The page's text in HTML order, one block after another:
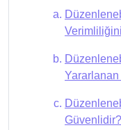
Verimliliğini
Güvenlidir?